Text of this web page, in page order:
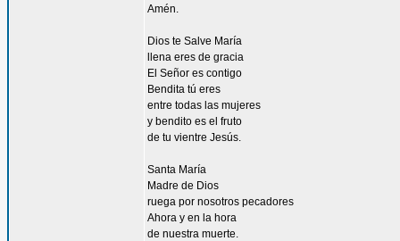
Amén.
Dios te Salve María
llena eres de gracia
El Señor es contigo
Bendita tú eres
entre todas las mujeres
y bendito es el fruto
de tu vientre Jesús.
Santa María
Madre de Dios
ruega por nosotros pecadores
Ahora y en la hora
de nuestra muerte.